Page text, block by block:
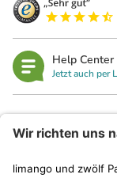
Help Center
Jetzt auch per